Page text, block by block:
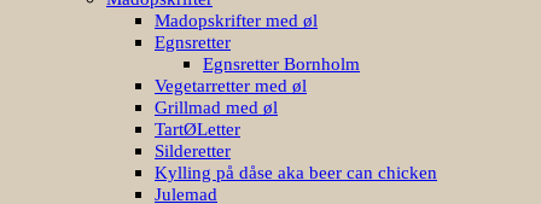
Madopskrifter med øl
Egnsretter
Egnsretter Bornholm
Vegetarretter med øl
Grillmad med øl
TartØLetter
Silderetter
Kylling på dåse aka beer can chicken
Julemad